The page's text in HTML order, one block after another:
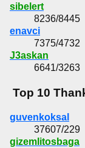
sibelert
8236/8445
enavci
7375/4732
J3askan
6641/3263
Top 10
guvenkoksal
37607/229
gizemlitosbaga